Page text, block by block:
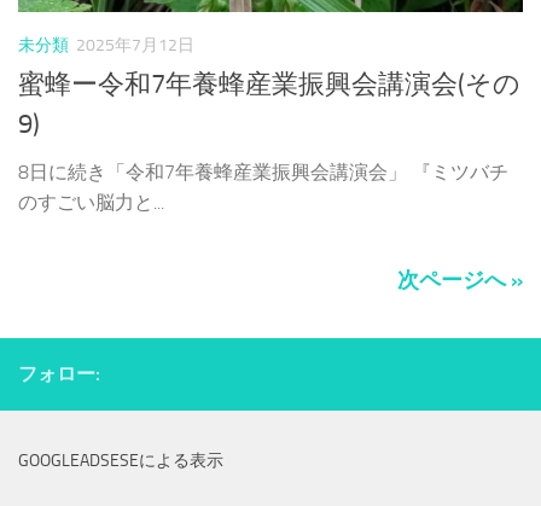
未分類 2025年7月12日
蜜蜂ー令和7年養蜂産業振興会講演会(その
9)
8日に続き「令和7年養蜂産業振興会講演会」 『ミツバチ
のすごい脳力と...
次ページへ »
フォロー:
GOOGLEADSESEによる表示